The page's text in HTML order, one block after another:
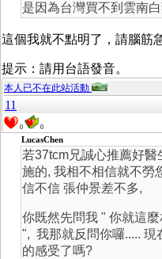
是因為台灣買不到雲南
這個我就不點明了，請腦筋
提示：請用台語發音。
本人已不在此站活動
11
0 0
LucasChen
若37tcm兄誠心推薦好
施的, 我相不相信就不勞
信不信 張仲景差不多,
你既然先問我 " 你就這
", 我那就反問你囉..... 現
的感受了嗎?